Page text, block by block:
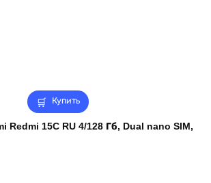
Купить
Redmi 15C RU 4/128 Гб, Dual nano SIM,